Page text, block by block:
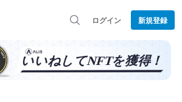
ログイン 新規登録